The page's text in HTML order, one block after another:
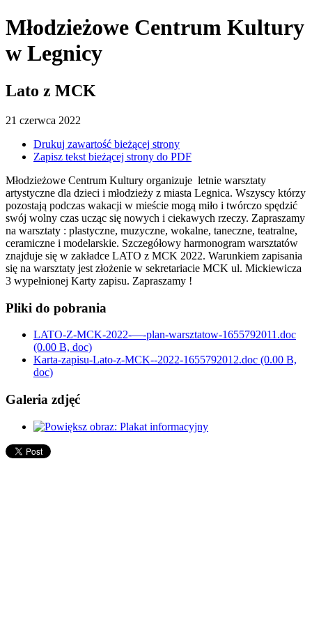
Młodzieżowe Centrum Kultury
w Legnicy
Lato z MCK
21 czerwca 2022
Drukuj zawartość bieżącej strony
Zapisz tekst bieżącej strony do PDF
Młodzieżowe Centrum Kultury organizuje letnie warsztaty
artystyczne dla dzieci i młodzieży z miasta Legnica. Wszyscy którzy
pozostają podczas wakacji w mieście mogą miło i twórczo spędzić
swój wolny czas ucząc się nowych i ciekawych rzeczy. Zapraszamy
na warsztaty : plastyczne, muzyczne, wokalne, taneczne, teatralne,
ceramiczne i modelarskie. Szczegółowy harmonogram warsztatów
znajduje się w zakładce LATO z MCK 2022. Warunkiem zapisania
się na warsztaty jest złożenie w sekretariacie MCK ul. Mickiewicza
3 wypełnionej Karty zapisu. Zapraszamy !
Pliki do pobrania
LATO-Z-MCK-2022-—-plan-warsztatow-1655792011.doc
(0.00 B, doc)
Karta-zapisu-Lato-z-MCK--2022-1655792012.doc (0.00 B,
doc)
Galeria zdjęć